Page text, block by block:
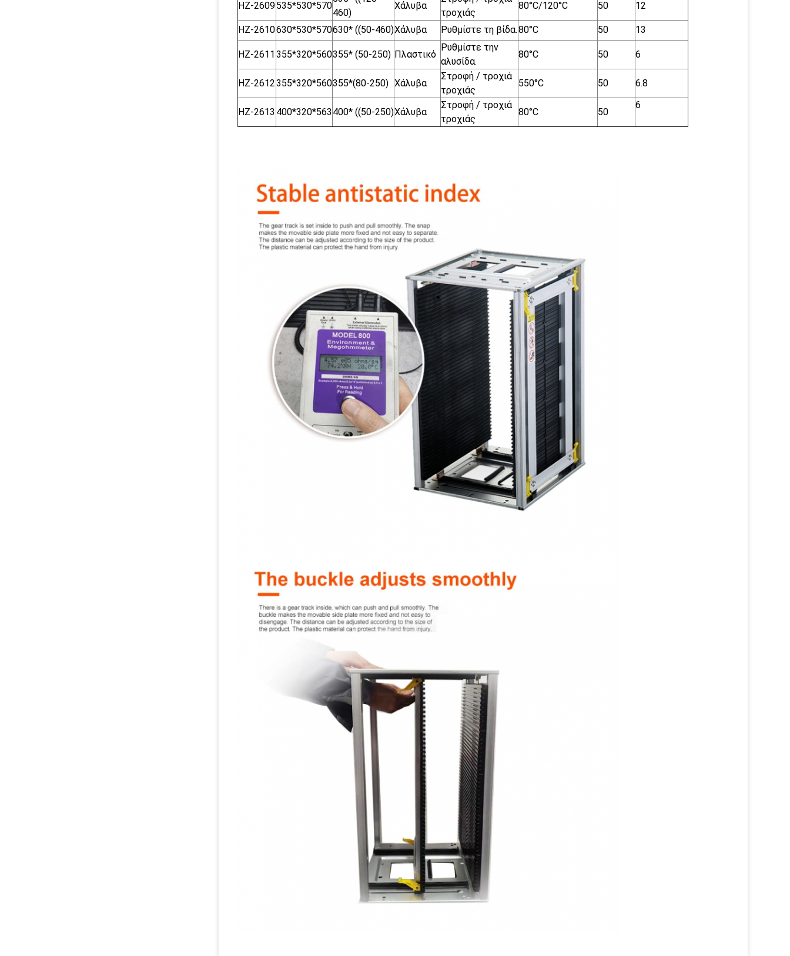
HZ-2609535*530*570
460)
Χάλυβα
τροχιάς
80°C/120°C 50 12
HZ-2610630*530*570630* ((50-460)Χάλυβα Ρυθμίστε τη βίδα.80°C 50 13
HZ-2611 355*320*560355* (50-250) Πλαστικό
Ρυθμίστε την
αλυσίδα.
80°C 50 6
HZ-2612355*320*560355*(80-250) Χάλυβα
Στροφή / τροχιά
τροχιάς
550°C 50 6.8
HZ-2613 400*320*563 400* ((50-250)Χάλυβα
Στροφή / τροχιά
τροχιάς
80°C 50
6